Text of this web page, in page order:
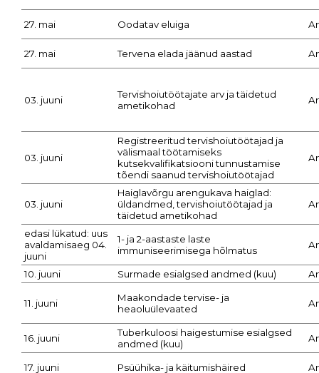
27. mai Oodatav eluiga
27. mai Tervena elada jäänud aastad
03. juuni
Tervishoiutöötajate arv ja täidetud
ametikohad
03. juuni
Registreeritud tervishoiutöötajad ja
välismaal töötamiseks
kutsekvalifikatsiooni tunnustamise
tõendi saanud tervishoiutöötajad
03. juuni
Haiglavõrgu arengukava haiglad:
üldandmed, tervishoiutöötajad ja
täidetud ametikohad
edasi lükatud: uus
avaldamisaeg 04.
juuni
1- ja 2-aastaste laste
immuniseerimisega hõlmatus
10. juuni Surmade esialgsed andmed (kuu)
11. juuni
Maakondade tervise- ja
heaoluülevaated
16. juuni
Tuberkuloosi haigestumise esialgsed
andmed (kuu)
17. juuni Psüühika- ja käitumishäired